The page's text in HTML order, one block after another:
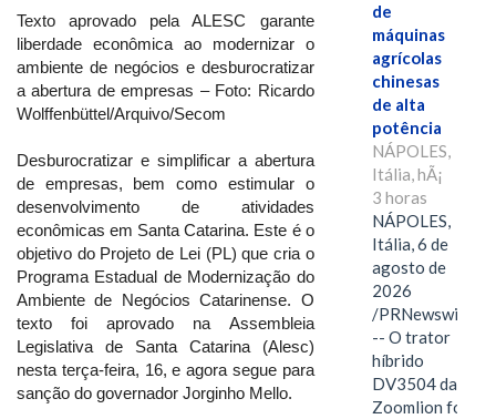
Texto aprovado pela ALESC garante
liberdade econômica ao modernizar o
ambiente de negócios e desburocratizar
a abertura de empresas – Foto: Ricardo
Wolffenbüttel/Arquivo/Secom
Desburocratizar e simplificar a abertura
de empresas, bem como estimular o
desenvolvimento de atividades
econômicas em Santa Catarina. Este é o
objetivo do Projeto de Lei (PL) que cria o
Programa Estadual de Modernização do
Ambiente de Negócios Catarinense. O
texto foi aprovado na Assembleia
Legislativa de Santa Catarina (Alesc)
nesta terça-feira, 16, e agora segue para
sanção do governador Jorginho Mello.
de
máquinas
agrícolas
chinesas
de alta
potência
NÁPOLES,
Itália, hÃ¡
3 horas
NÁPOLES,
Itália, 6 de
agosto de
2026
/PRNewswire/
-- O trator
híbrido
DV3504 da
Zoomlion foi